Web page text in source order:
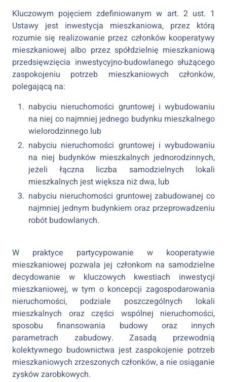
Kluczowym pojęciem zdefiniowanym w art. 2 ust. 1
Ustawy jest inwestycja mieszkaniowa, przez którą
rozumie się realizowanie przez członków kooperatywy
mieszkaniowej albo przez spółdzielnię mieszkaniową
przedsięwzięcia inwestycyjno-budowlanego służącego
zaspokojeniu potrzeb mieszkaniowych członków,
polegającą na:
nabyciu nieruchomości gruntowej i wybudowaniu
na niej co najmniej jednego budynku mieszkalnego
wielorodzinnego lub
nabyciu nieruchomości gruntowej i wybudowaniu
na niej budynków mieszkalnych jednorodzinnych,
jeżeli łączna liczba samodzielnych lokali
mieszkalnych jest większa niż dwa, lub
nabyciu nieruchomości gruntowej zabudowanej co
najmniej jednym budynkiem oraz przeprowadzeniu
robót budowlanych.
W praktyce partycypowanie w kooperatywie
mieszkaniowej pozwala jej członkom na samodzielne
decydowanie w kluczowych kwestiach inwestycji
mieszkaniowej, w tym o koncepcji zagospodarowania
nieruchomości, podziale poszczególnych lokali
mieszkalnych oraz części wspólnej nieruchomości,
sposobu finansowania budowy oraz innych
parametrach zabudowy. Zasadą przewodnią
kolektywnego budownictwa jest zaspokojenie potrzeb
mieszkaniowych zrzeszonych członków, a nie osiąganie
zysków zarobkowych.